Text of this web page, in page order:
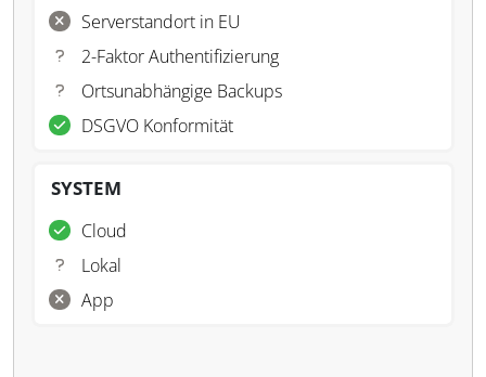
Serverstandort in EU
2-Faktor Authentifizierung
Ortsunabhängige Backups
DSGVO Konformität
SYSTEM
Cloud
Lokal
App